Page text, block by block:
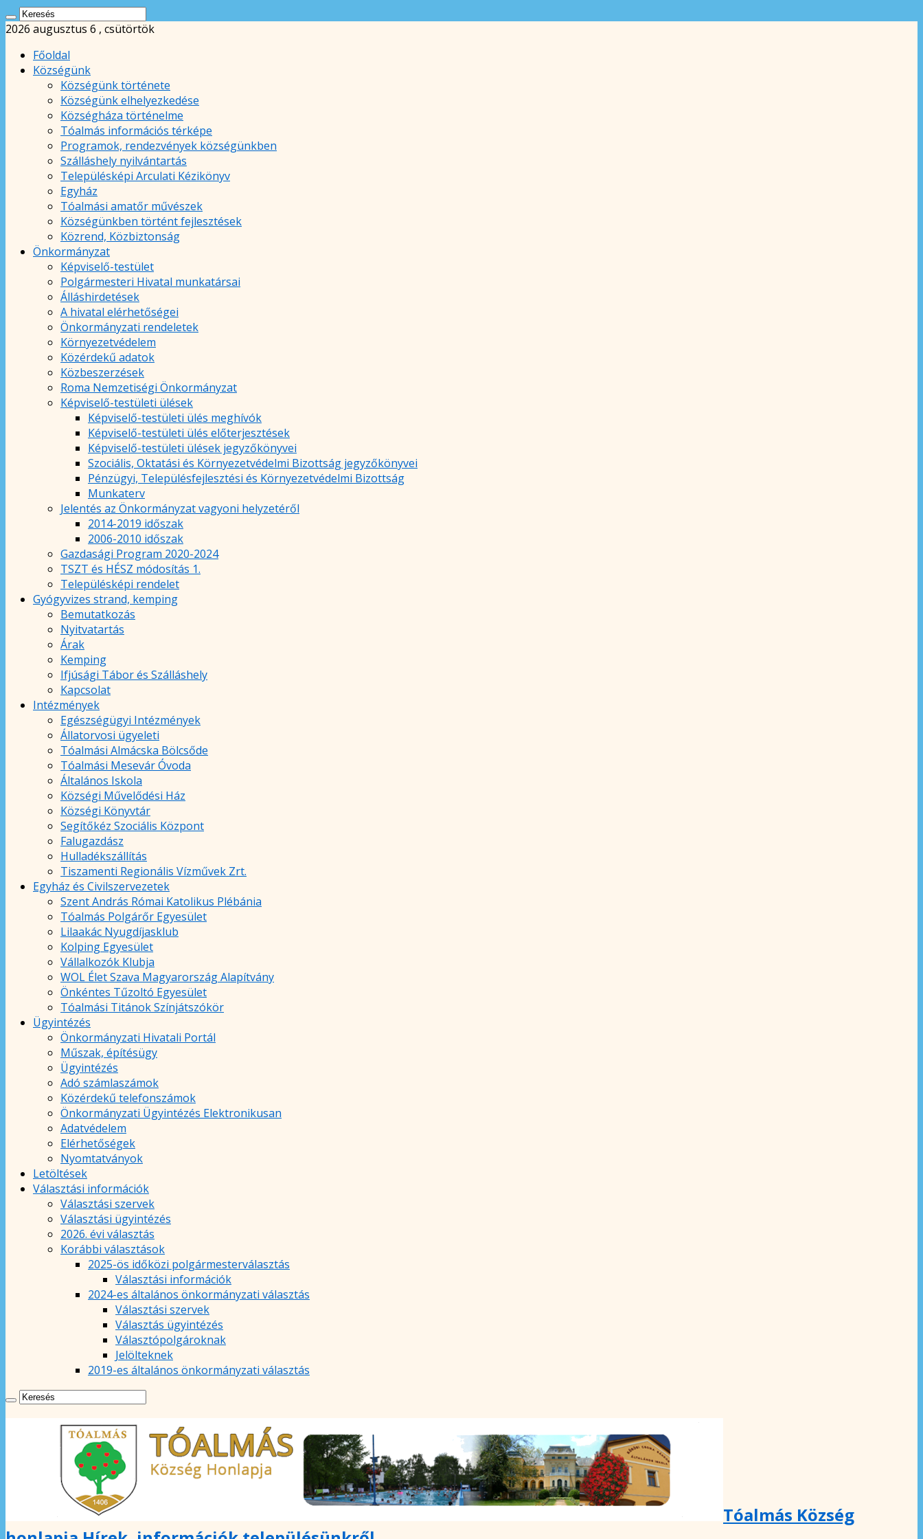
2026 augusztus 6 , csütörtök
Főoldal
Községünk
Községünk története
Községünk elhelyezkedése
Községháza történelme
Tóalmás információs térképe
Programok, rendezvények községünkben
Szálláshely nyilvántartás
Településképi Arculati Kézikönyv
Egyház
Tóalmási amatőr művészek
Községünkben történt fejlesztések
Közrend, Közbiztonság
Önkormányzat
Képviselő-testület
Polgármesteri Hivatal munkatársai
Álláshirdetések
A hivatal elérhetőségei
Önkormányzati rendeletek
Környezetvédelem
Közérdekű adatok
Közbeszerzések
Roma Nemzetiségi Önkormányzat
Képviselő-testületi ülések
Képviselő-testületi ülés meghívók
Képviselő-testületi ülés előterjesztések
Képviselő-testületi ülések jegyzőkönyvei
Szociális, Oktatási és Környezetvédelmi Bizottság jegyzőkönyvei
Pénzügyi, Településfejlesztési és Környezetvédelmi Bizottság
Munkaterv
Jelentés az Önkormányzat vagyoni helyzetéről
2014-2019 időszak
2006-2010 időszak
Gazdasági Program 2020-2024
TSZT és HÉSZ módosítás 1.
Településképi rendelet
Gyógyvizes strand, kemping
Bemutatkozás
Nyitvatartás
Árak
Kemping
Ifjúsági Tábor és Szálláshely
Kapcsolat
Intézmények
Egészségügyi Intézmények
Állatorvosi ügyeleti
Tóalmási Almácska Bölcsőde
Tóalmási Mesevár Óvoda
Általános Iskola
Községi Művelődési Ház
Községi Könyvtár
Segítőkéz Szociális Központ
Falugazdász
Hulladékszállítás
Tiszamenti Regionális Vízművek Zrt.
Egyház és Civilszervezetek
Szent András Római Katolikus Plébánia
Tóalmás Polgárőr Egyesület
Lilaakác Nyugdíjasklub
Kolping Egyesület
Vállalkozók Klubja
WOL Élet Szava Magyarország Alapítvány
Önkéntes Tűzoltó Egyesület
Tóalmási Titánok Színjátszókör
Ügyintézés
Önkormányzati Hivatali Portál
Műszak, építésügy
Ügyintézés
Adó számlaszámok
Közérdekű telefonszámok
Önkormányzati Ügyintézés Elektronikusan
Adatvédelem
Elérhetőségek
Nyomtatványok
Letöltések
Választási információk
Választási szervek
Választási ügyintézés
2026. évi választás
Korábbi választások
2025-ös időközi polgármesterválasztás
Választási információk
2024-es általános önkormányzati választás
Választási szervek
Választás ügyintézés
Választópolgároknak
Jelölteknek
2019-es általános önkormányzati választás
Tóalmás Község